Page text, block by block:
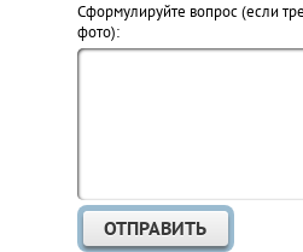
Cформулируйте вопрос (если
фото):